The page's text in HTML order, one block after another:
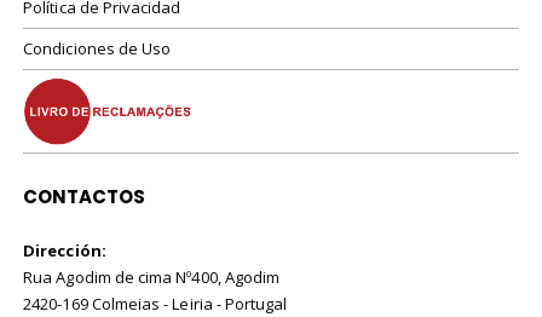
Política de Privacidad
Condiciones de Uso
CONTACTOS
Dirección:
Rua Agodim de cima Nº400, Agodim
2420-169 Colmeias - Leiria - Portugal